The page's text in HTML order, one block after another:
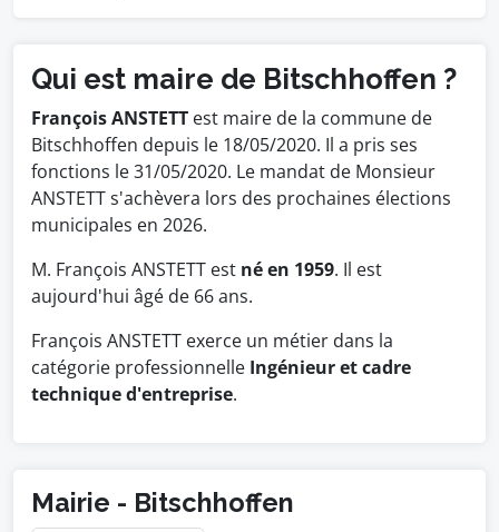
Qui est maire de Bitschhoffen ?
François ANSTETT est maire de la commune de
Bitschhoffen depuis le 18/05/2020. Il a pris ses
fonctions le 31/05/2020. Le mandat de Monsieur
ANSTETT s'achèvera lors des prochaines élections
municipales en 2026.
M. François ANSTETT est né en 1959. Il est
aujourd'hui âgé de 66 ans.
François ANSTETT exerce un métier dans la
catégorie professionnelle Ingénieur et cadre
technique d'entreprise.
Mairie - Bitschhoffen